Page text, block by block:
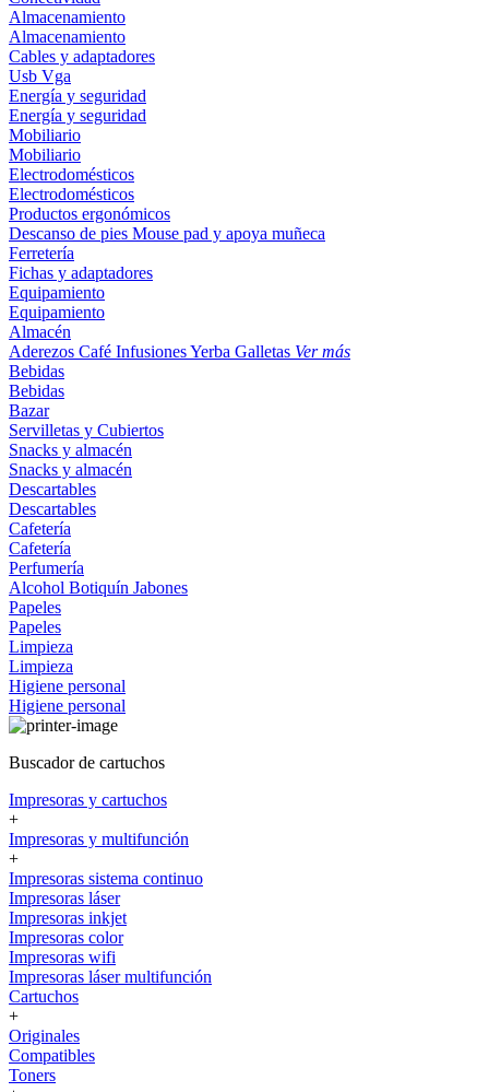
Almacenamiento
Almacenamiento
Cables y adaptadores
Usb Vga
Energía y seguridad
Energía y seguridad
Mobiliario
Mobiliario
Electrodomésticos
Electrodomésticos
Productos ergonómicos
Descanso de pies Mouse pad y apoya muñeca
Ferretería
Fichas y adaptadores
Equipamiento
Equipamiento
Almacén
Aderezos Café InfusionesYerba Galletas Ver más
Bebidas
Bebidas
Bazar
Servilletas y Cubiertos
Snacks y almacén
Snacks y almacén
Descartables
Descartables
Cafetería
Cafetería
Perfumería
Alcohol Botiquín Jabones
Papeles
Papeles
Limpieza
Limpieza
Higiene personal
Higiene personal
Buscador de cartuchos
Impresoras y cartuchos
+
Impresoras y multifunción
+
Impresoras sistema continuo
Impresoras láser
Impresoras inkjet
Impresoras color
Impresoras wifi
Impresoras láser multifunción
Cartuchos
+
Originales
Compatibles
Toners